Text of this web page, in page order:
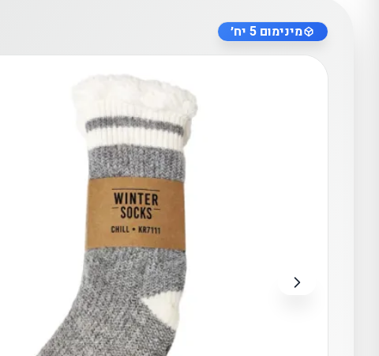
מינימום 5 יח׳